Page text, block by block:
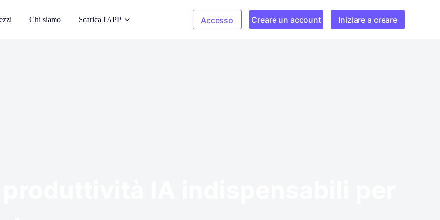
Chi siamo Scarica l'APP Accesso Creare un account Iniziare a creare